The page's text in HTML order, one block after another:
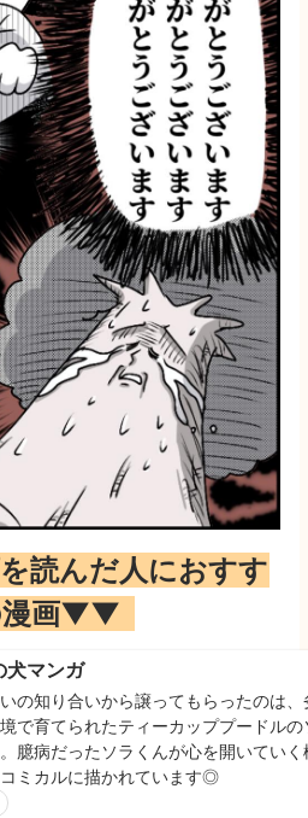
読んだ人におすす
漫画▼▼
犬マンガ
の知り合いから譲ってもらったのは、
で育てられたティーカッププードルの
臆病だったソラくんが心を開いていく
ミカルに描かれています◎